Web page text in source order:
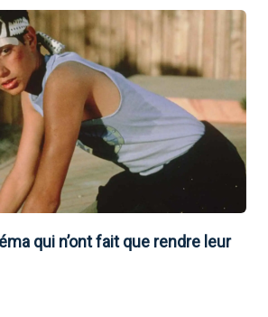
qui n’ont fait que rendre leur